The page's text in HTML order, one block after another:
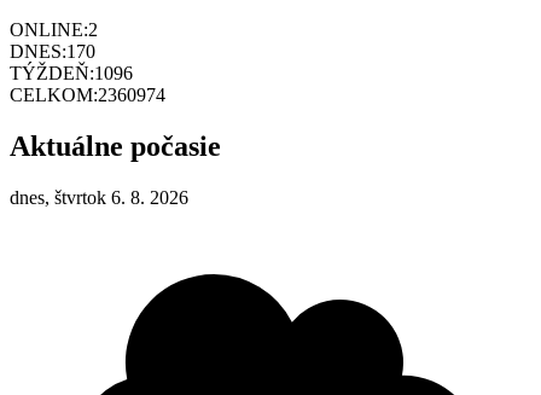
ONLINE:2
DNES:170
TÝŽDEŇ:1096
CELKOM:2360974
Aktuálne počasie
dnes, štvrtok 6. 8. 2026